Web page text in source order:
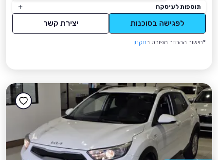
תוספות לעיסקה
לפגישה בסוכנות יצירת קשר
*חישוב ההחזר מפורט בתקנון